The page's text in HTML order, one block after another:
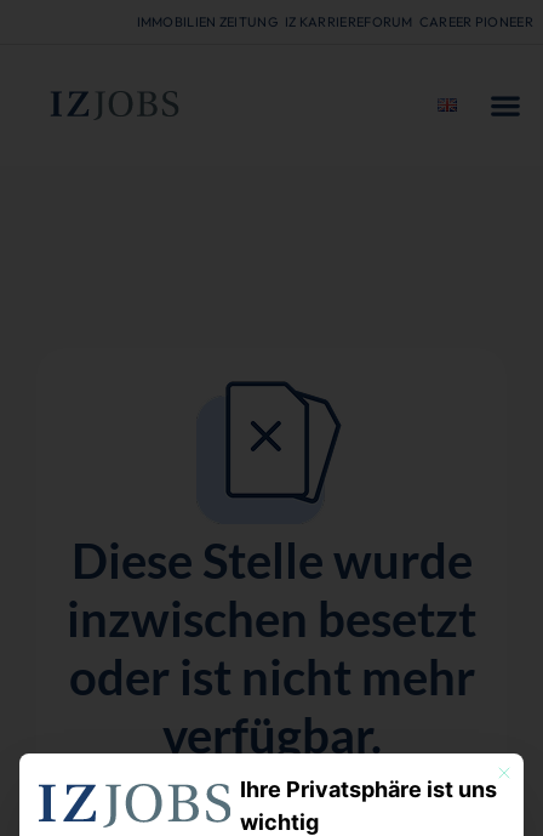
IMMOBILIEN ZEITUNG IZ KARRIEREFORUM CAREER PIONEER
Diese Stelle wurde
inzwischen besetzt
oder ist nicht mehr
verfügbar.
Aber keine Sorge – wir haben viele weitere
spannende Möglichkeiten für dich!
Mit
Ihre Privatsphäre ist uns
wichtig